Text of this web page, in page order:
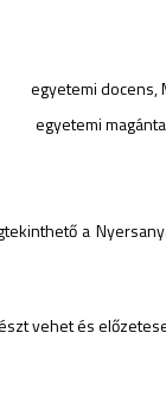
egyetemi docens,
a
vehet és